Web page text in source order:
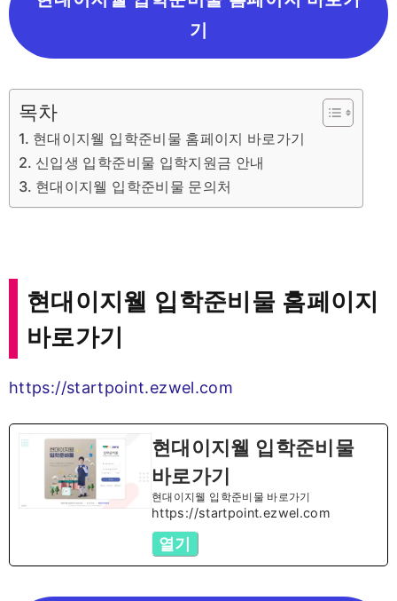
기
목차
현대이지웰 입학준비물 홈페이지 바로가기
신입생 입학준비물 입학지원금 안내
현대이지웰 입학준비물 문의처
현대이지웰 입학준비물 홈페이지
바로가기
https://startpoint.ezwel.com
현대이지웰 입학준비물
바로가기
현대이지웰 입학준비물 바로가기
https://startpoint.ezwel.com
열기